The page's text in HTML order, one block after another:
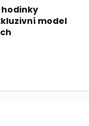
hodinky
model